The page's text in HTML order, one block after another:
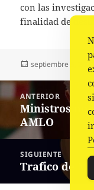
con las
finalidad de
Publicado
septiembre 5, 2022
Navegación
de
entradas
ANTERIOR
Entrada
anterior:
Ministros no
AMLO
SIGUIENTE
Siguiente
entrada:
Trafico de